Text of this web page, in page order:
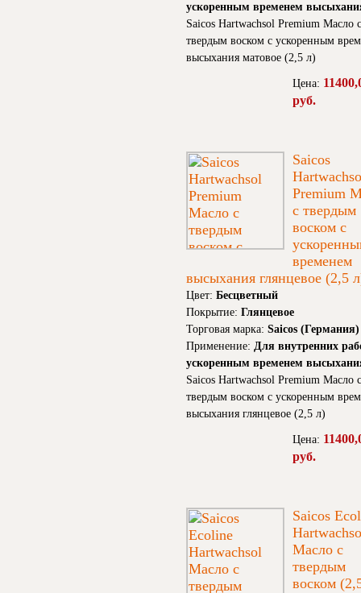
ускоренным временем
Saicos Hartwachsol Premium Масло с
твердым воском с ускоренным
высыхания матовое (2,5 л)
Цена:
руб.
Saicos
Premium
с твердым
воском с
временем
высыхания глянцевое (2,5
Цвет: Бесцветный
Покрытие: Глянцевое
Торговая марка: Saicos (Германия)
Применение: Для внутренних
ускоренным временем
Saicos Hartwachsol Premium Масло с
твердым воском с ускоренным
высыхания глянцевое (2,5 л)
Цена:
руб.
Saicos
Масло с
твердым
воском